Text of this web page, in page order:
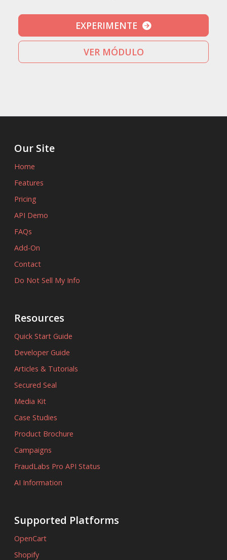
EXPERIMENTE
VER MÓDULO
Our Site
Home
Features
Pricing
API Demo
FAQs
Add-On
Contact
Do Not Sell My Info
Resources
Quick Start Guide
Developer Guide
Articles & Tutorials
Secured Seal
Media Kit
Case Studies
Product Brochure
Campaigns
FraudLabs Pro API Status
AI Information
Supported Platforms
OpenCart
Shopify